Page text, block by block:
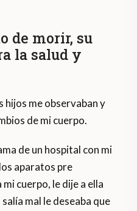
de morir, su
la salud y
hijos me observaban y
de mi cuerpo.
de un hospital con mi
aparatos pre
cuerpo, le dije a ella
mal le deseaba que